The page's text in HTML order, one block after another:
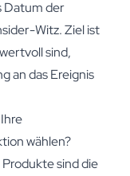
Datum der
Witz. Ziel ist
sind,
an das Ereignis
wählen?
sind die